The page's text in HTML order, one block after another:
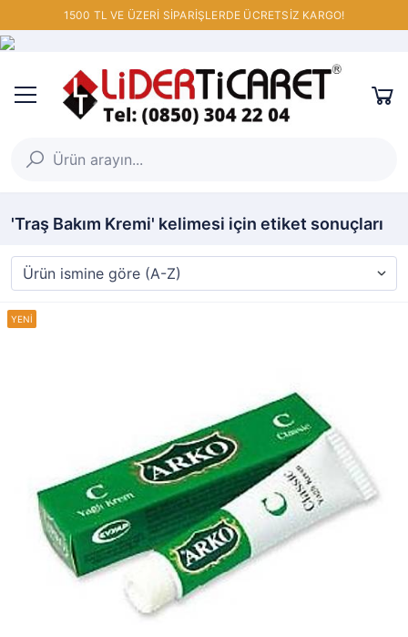
1500 TL VE ÜZERİ SİPARİŞLERDE ÜCRETSİZ KARGO!
'Traş Bakım Kremi' kelimesi için etiket sonuçları